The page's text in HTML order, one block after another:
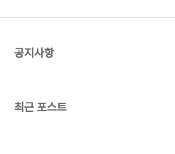
공지사항
최근 포스트